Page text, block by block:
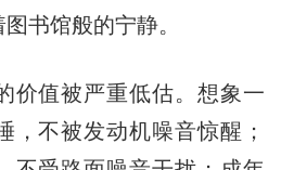
书馆般的宁静。
值被严重低估。想象一
，不被发动机噪音惊醒；